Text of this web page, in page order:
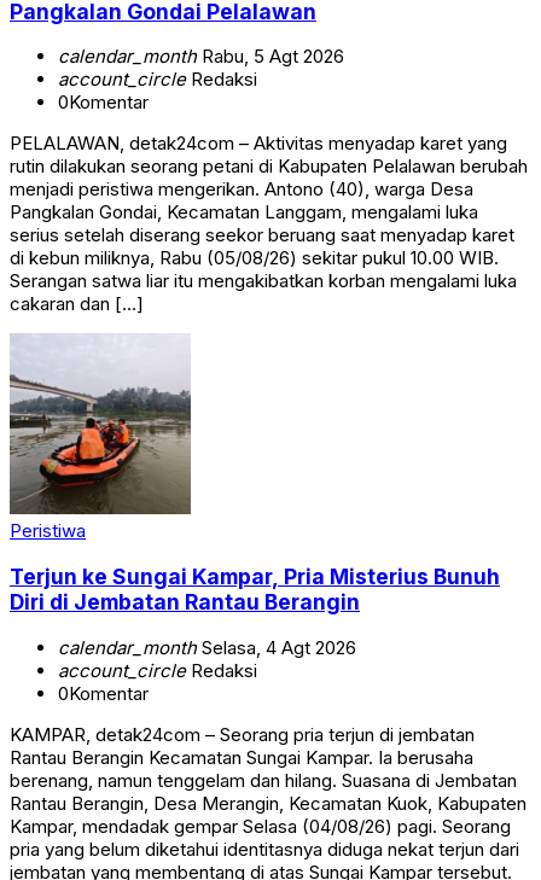
Pangkalan Gondai Pelalawan
calendar_monthRabu, 5 Agt 2026
account_circleRedaksi
0Komentar
PELALAWAN, detak24com – Aktivitas menyadap karet yang
rutin dilakukan seorang petani di Kabupaten Pelalawan berubah
menjadi peristiwa mengerikan. Antono (40), warga Desa
Pangkalan Gondai, Kecamatan Langgam, mengalami luka
serius setelah diserang seekor beruang saat menyadap karet
di kebun miliknya, Rabu (05/08/26) sekitar pukul 10.00 WIB.
Serangan satwa liar itu mengakibatkan korban mengalami luka
cakaran dan […]
Peristiwa
Terjun ke Sungai Kampar, Pria Misterius Bunuh
Diri di Jembatan Rantau Berangin
calendar_monthSelasa, 4 Agt 2026
account_circleRedaksi
0Komentar
KAMPAR, detak24com – Seorang pria terjun di jembatan
Rantau Berangin Kecamatan Sungai Kampar. Ia berusaha
berenang, namun tenggelam dan hilang. Suasana di Jembatan
Rantau Berangin, Desa Merangin, Kecamatan Kuok, Kabupaten
Kampar, mendadak gempar Selasa (04/08/26) pagi. Seorang
pria yang belum diketahui identitasnya diduga nekat terjun dari
jembatan yang membentang di atas Sungai Kampar tersebut.